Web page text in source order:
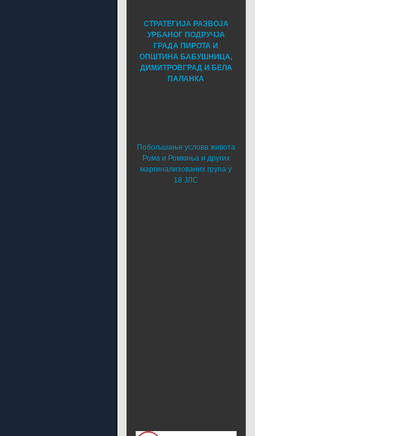
СТРАТЕГИЈА РАЗВОЈА
УРБАНОГ ПОДРУЧЈА
ГРАДА ПИРОТА И
ОПШТИНА БАБУШНИЦА,
ДИМИТРОВГРАД И БЕЛА
ПАЛАНКА
Побољшање услова живота
Рома и Ромкиња и других
маргинализованих група у
18 ЈЛС